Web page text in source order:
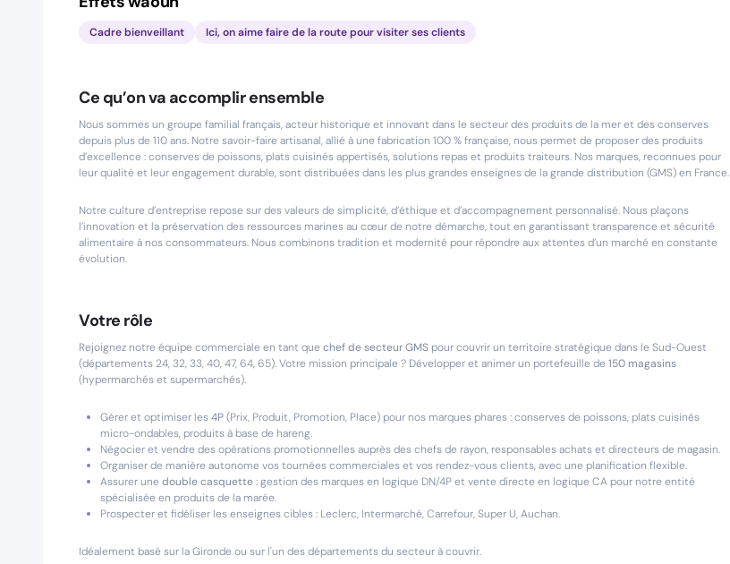
Cadre bienveillant Ici, on aime faire de la route pour visiter ses clients
Ce qu’on va accomplir ensemble
Nous sommes un groupe familial français, acteur historique et innovant dans le secteur des produits de la mer et des conserves
depuis plus de 110 ans. Notre savoir-faire artisanal, allié à une fabrication 100 % française, nous permet de proposer des produits
d’excellence : conserves de poissons, plats cuisinés appertisés, solutions repas et produits traiteurs. Nos marques, reconnues pour
leur qualité et leur engagement durable, sont distribuées dans les plus grandes enseignes de la grande distribution (GMS) en France.
Notre culture d’entreprise repose sur des valeurs de simplicité, d’éthique et d’accompagnement personnalisé. Nous plaçons
l’innovation et la préservation des ressources marines au cœur de notre démarche, tout en garantissant transparence et sécurité
alimentaire à nos consommateurs. Nous combinons tradition et modernité pour répondre aux attentes d’un marché en constante
évolution.
Votre rôle
Rejoignez notre équipe commerciale en tant que chef de secteur GMS pour couvrir un territoire stratégique dans le Sud-Ouest
(départements 24, 32, 33, 40, 47, 64, 65). Votre mission principale ? Développer et animer un portefeuille de 150 magasins
(hypermarchés et supermarchés).
Gérer et optimiser les4P(Prix, Produit, Promotion, Place) pour nos marques phares : conserves de poissons, plats cuisinés
micro-ondables, produits à base de hareng.
Négocier et vendre des opérations promotionnelles auprès des chefs de rayon, responsables achats et directeurs de magasin.
Organiser de manière autonome vos tournées commerciales et vos rendez-vous clients, avec une planification flexible.
Assurer une double casquette: gestion des marques en logique DN/4P et vente directe en logique CA pour notre entité
spécialisée en produits de la marée.
Prospecter et fidéliser les enseignes cibles : Leclerc, Intermarché, Carrefour, Super U, Auchan.
Idéalement basé sur la Gironde ou sur l'un des départements du secteur à couvrir.